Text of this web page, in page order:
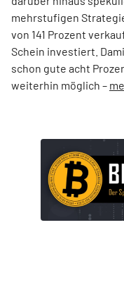
mehrstufigen
von 141 Prozent
Schein investiert.
schon gute acht
weiterhin möglich –